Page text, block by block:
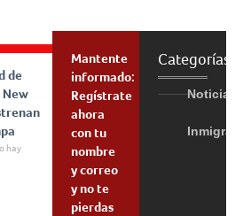
de
New
hay
Mantente
informado:
Regístrate
ahora
con tu
nombre
y correo
y no te
pierdas
Categorías
Noticias